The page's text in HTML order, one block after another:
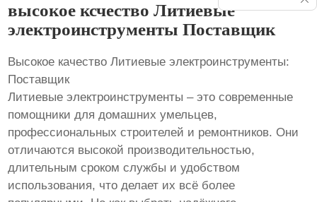
высокое ксчество Литиевые
электроинструменты Поставщик
Высокое качество Литиевые электроинструменты:
Поставщик
Литиевые электроинструменты – это современные
помощники для домашних умельцев,
профессиональных строителей и ремонтников. Они
отличаются высокой производительностью,
длительным сроком службы и удобством
использования, что делает их всё более